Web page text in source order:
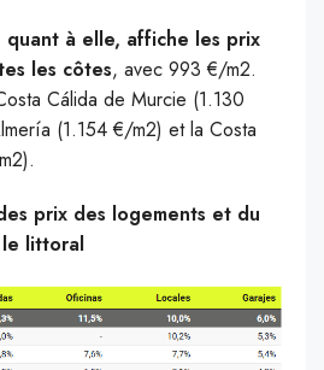
quant à elle, affiche les prix
les côtes, avec 993 €/m2.
Cálida de Murcie (1.130
(1.154 €/m2) et la Costa
prix des logements et du
le littoral